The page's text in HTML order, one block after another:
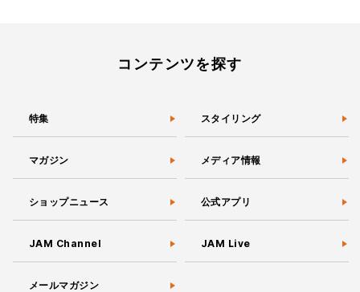
コンテンツを探す
特集 スタイリング
マガジン メディア情報
ショップニュース 公式アプリ
JAM Channel JAM Live
メールマガジン